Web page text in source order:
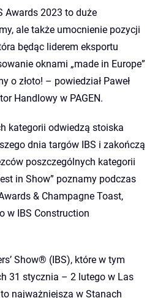
Awards 2023 to duże
ale także umocnienie pozycji
będąc liderem eksportu
oknami „made in Europe”
o złoto! – powiedział Paweł
Handlowy w PAGEN.
kategorii odwiedzą stoiska
dnia targów IBS i zakończą
poszczególnych kategorii
in Show” poznamy podczas
& Champagne Toast,
w IBS Construction
Show® (IBS), które w tym
31 stycznia – 2 lutego w Las
najważniejsza w Stanach